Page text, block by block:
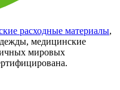
расходные материалы,
медицинские
мировых